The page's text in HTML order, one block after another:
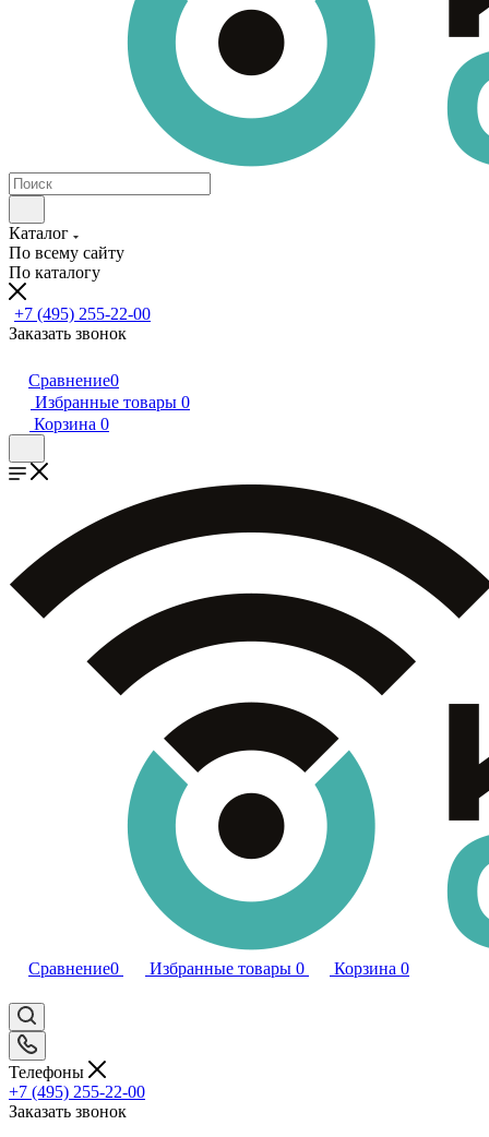
Каталог
По всему сайту
По каталогу
+7 (495) 255-22-00
Заказать звонок
Сравнение0
Избранные товары 0
Корзина 0
Сравнение0 Избранные товары 0 Корзина 0
Телефоны
+7 (495) 255-22-00
Заказать звонок